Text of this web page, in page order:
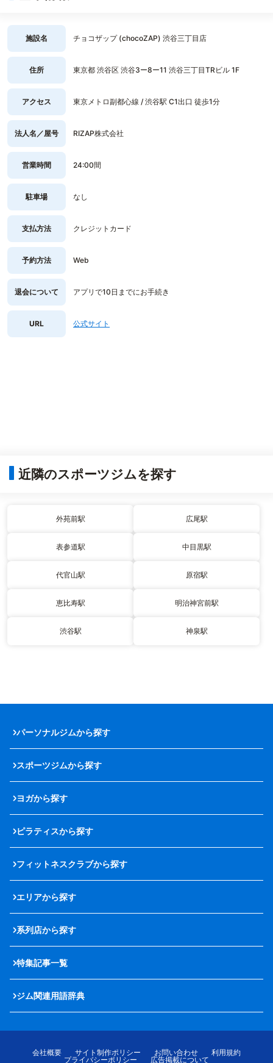
施設名 チョコザップ (chocoZAP) 渋谷三丁目店
住所 東京都 渋谷区 渋谷3ー8ー11 渋谷三丁目TRビル 1F
アクセス 東京メトロ副都心線 / 渋谷駅 C1出口 徒歩1分
法人名／屋号 RIZAP株式会社
営業時間 24:00間
駐車場 なし
支払方法 クレジットカード
予約方法 Web
退会について アプリで10日までにお手続き
URL 公式サイト
近隣のスポーツジムを探す
外苑前駅 広尾駅
表参道駅 中目黒駅
代官山駅 原宿駅
恵比寿駅 明治神宮前駅
渋谷駅 神泉駅
パーソナルジムから探す
スポーツジムから探す
ヨガから探す
ピラティスから探す
フィットネスクラブから探す
エリアから探す
系列店から探す
特集記事一覧
ジム関連用語辞典
会社概要 サイト制作ポリシー お問い合わせ
利用規約
プライバシーポリシー
広告掲載について